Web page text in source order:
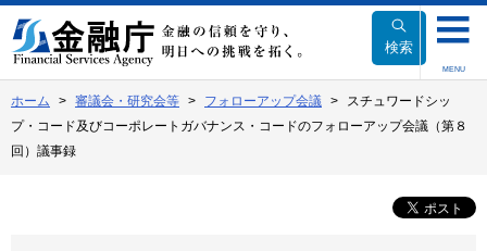
文
へ
動
検索
MENU
ホーム 審議会・研究会等 フォローアップ会議
スチュワードシッ
プ・コード及びコーポレートガバナンス・コードのフォローアップ会議（第８
回）議事録